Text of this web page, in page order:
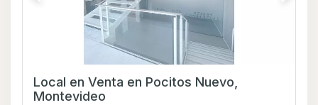
Local en Venta en Pocitos Nuevo,
Montevideo